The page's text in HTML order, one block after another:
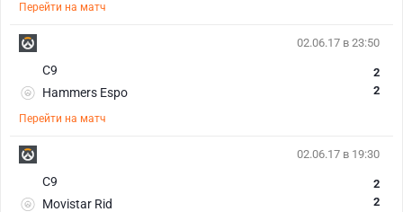
Перейти на матч
02.06.17 в 23:50
С9
Hammers Espo
2
2
Перейти на матч
02.06.17 в 19:30
С9
Movistar Rid
2
2